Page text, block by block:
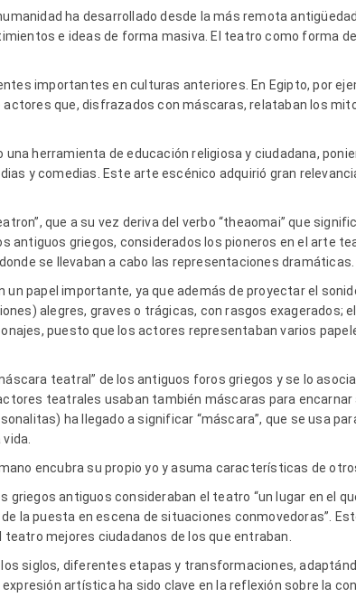
ha desarrollado desde la más remota
e ideas de forma masiva. El teatro como forma
importantes en culturas anteriores. En Egipto, por
actores que, disfrazados con máscaras, relataban los
herramienta de educación religiosa y ciudadana,
y comedias. Este arte escénico adquirió gran
que a su vez deriva del verbo “theaomai” que
antiguos griegos, considerados los pioneros en el arte
se llevaban a cabo las representaciones dramáticas.
un papel importante, ya que además de proyectar el
alegres, graves o trágicas, con rasgos exagerados;
puesto que los actores representaban varios
teatral” de los antiguos foros griegos y se lo
teatrales usaban también máscaras para encarnar
ha llegado a significar “máscara”, que se usa
encubra su propio yo y asuma características de
griegos antiguos consideraban el teatro “un lugar en el
la puesta en escena de situaciones conmovedoras”.
teatro mejores ciudadanos de los que entraban.
los siglos, diferentes etapas y transformaciones,
artística ha sido clave en la reflexión sobre la